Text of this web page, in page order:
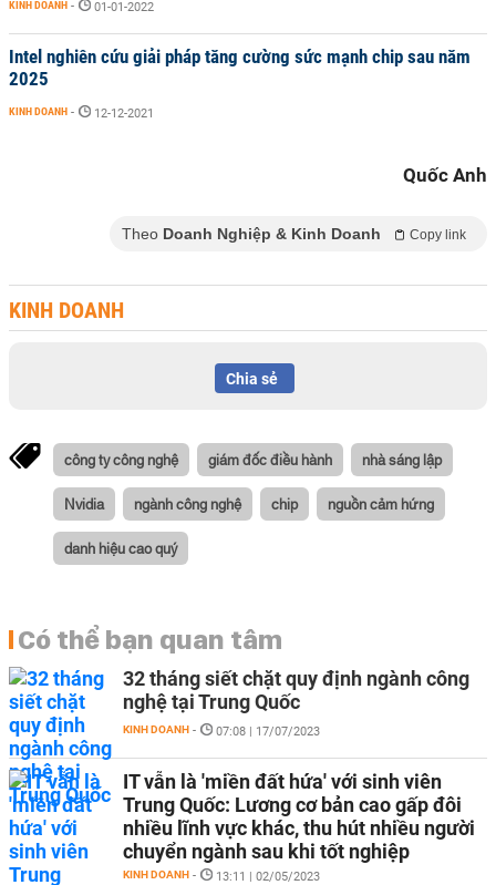
KINH DOANH - 01-01-2022
Intel nghiên cứu giải pháp tăng cường sức mạnh chip sau năm
2025
KINH DOANH - 12-12-2021
Quốc Anh
Theo Doanh Nghiệp & Kinh Doanh Copy link
KINH DOANH
Chia sẻ
công ty công nghệ giám đốc điều hành nhà sáng lập
Nvidia ngành công nghệ chip nguồn cảm hứng
danh hiệu cao quý
Có thể bạn quan tâm
32 tháng siết chặt quy định ngành công
nghệ tại Trung Quốc
KINH DOANH - 07:08 | 17/07/2023
IT vẫn là 'miền đất hứa' với sinh viên
Trung Quốc: Lương cơ bản cao gấp đôi
nhiều lĩnh vực khác, thu hút nhiều người
chuyển ngành sau khi tốt nghiệp
KINH DOANH - 13:11 | 02/05/2023